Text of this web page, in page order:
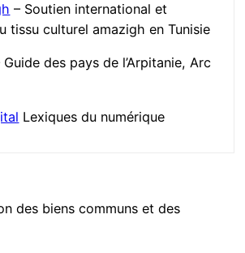
– Soutien international et
tissu culturel amazigh en Tunisie
Guide des pays de l’Arpitanie, Arc
Lexiques du numérique
des biens communs et des